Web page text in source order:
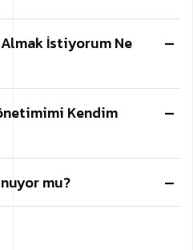
İstiyorum Ne
Kendim
mu?